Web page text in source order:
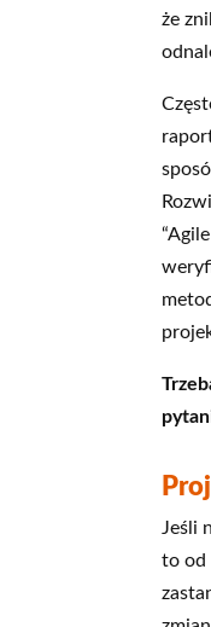
że
Jeśli
to od